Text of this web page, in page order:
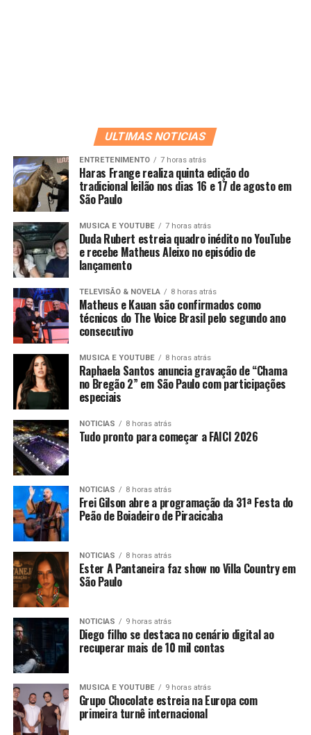
ULTIMAS NOTICIAS
ENTRETENIMENTO 7 horas atrás
Haras Frange realiza quinta edição do
tradicional leilão nos dias 16 e 17 de agosto em
São Paulo
MUSICA E YOUTUBE 7 horas atrás
Duda Rubert estreia quadro inédito no YouTube
e recebe Matheus Aleixo no episódio de
lançamento
TELEVISÃO & NOVELA 8 horas atrás
Matheus e Kauan são confirmados como
técnicos do The Voice Brasil pelo segundo ano
consecutivo
MUSICA E YOUTUBE 8 horas atrás
Raphaela Santos anuncia gravação de “Chama
no Bregão 2” em São Paulo com participações
especiais
NOTICIAS 8 horas atrás
Tudo pronto para começar a FAICI 2026
NOTICIAS 8 horas atrás
Frei Gilson abre a programação da 31ª Festa do
Peão de Boiadeiro de Piracicaba
NOTICIAS 8 horas atrás
Ester A Pantaneira faz show no Villa Country em
São Paulo
NOTICIAS 9 horas atrás
Diego filho se destaca no cenário digital ao
recuperar mais de 10 mil contas
MUSICA E YOUTUBE 9 horas atrás
Grupo Chocolate estreia na Europa com
primeira turnê internacional